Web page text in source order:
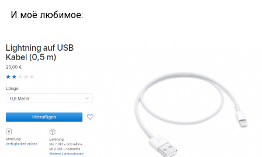
И моё любимое: